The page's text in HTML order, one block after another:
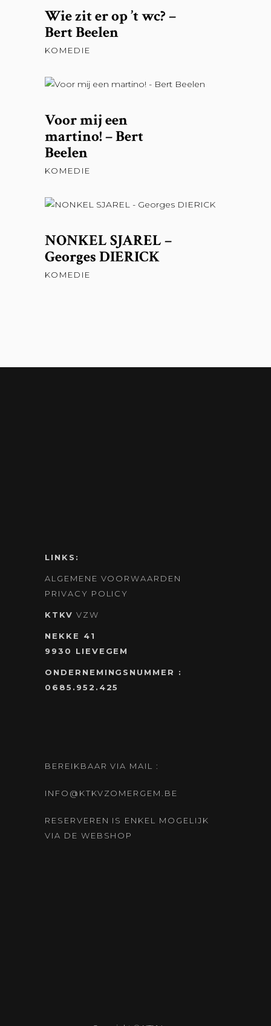
Wie zit er op ’t wc? –
Bert Beelen
KOMEDIE
LEES VERDER
Voor mij een
martino! – Bert
Beelen
KOMEDIE
LEES VERDER
NONKEL SJAREL –
Georges DIERICK
KOMEDIE
LINKS:
ALGEMENE VOORWAARDEN
PRIVACY POLICY
KTKV VZW
NEKKE 41
9930 LIEVEGEM
ONDERNEMINGSNUMMER :
0685.952.425
BEREIKBAAR VIA MAIL :
INFO@KTKVZOMERGEM.BE
RESERVEREN IS ENKEL MOGELIJK
VIA DE WEBSHOP